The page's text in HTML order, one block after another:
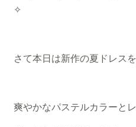
✧
さて本日は新作の夏ドレス
爽やかなパステルカラーと